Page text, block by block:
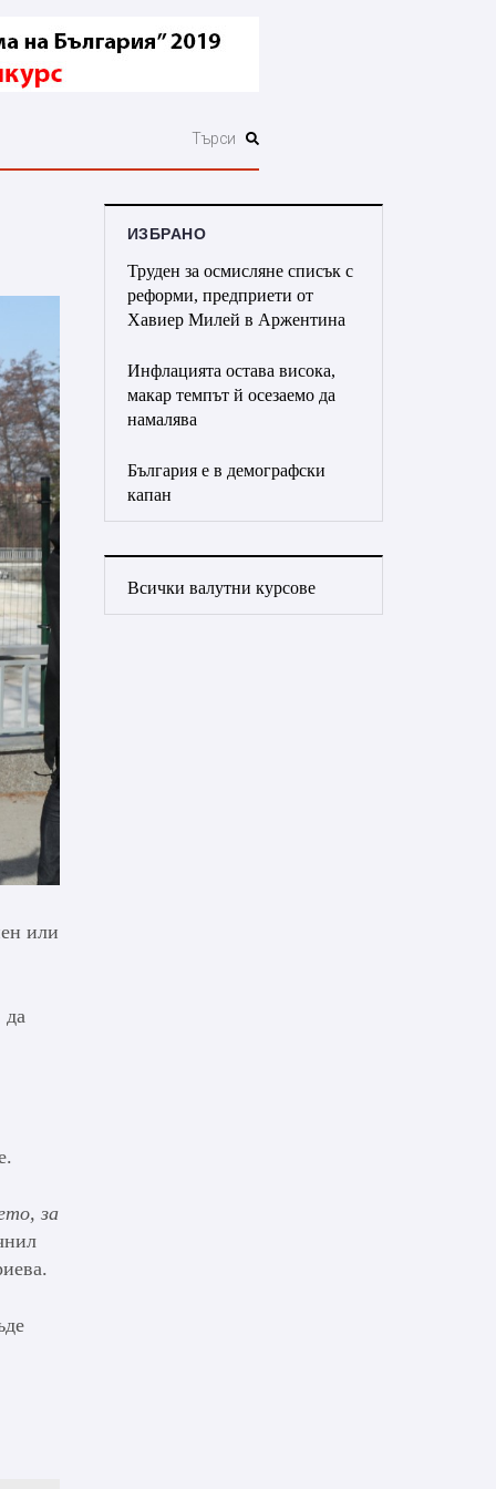
или
да
за
ИЗБРАНО
Труден за осмисляне списък с
реформи, предприети от
Хавиер Милей в Аржентина
Инфлацията остава висока,
макар темпът й осезаемо да
намалява
България е в демографски
капан
Всички валутни курсове